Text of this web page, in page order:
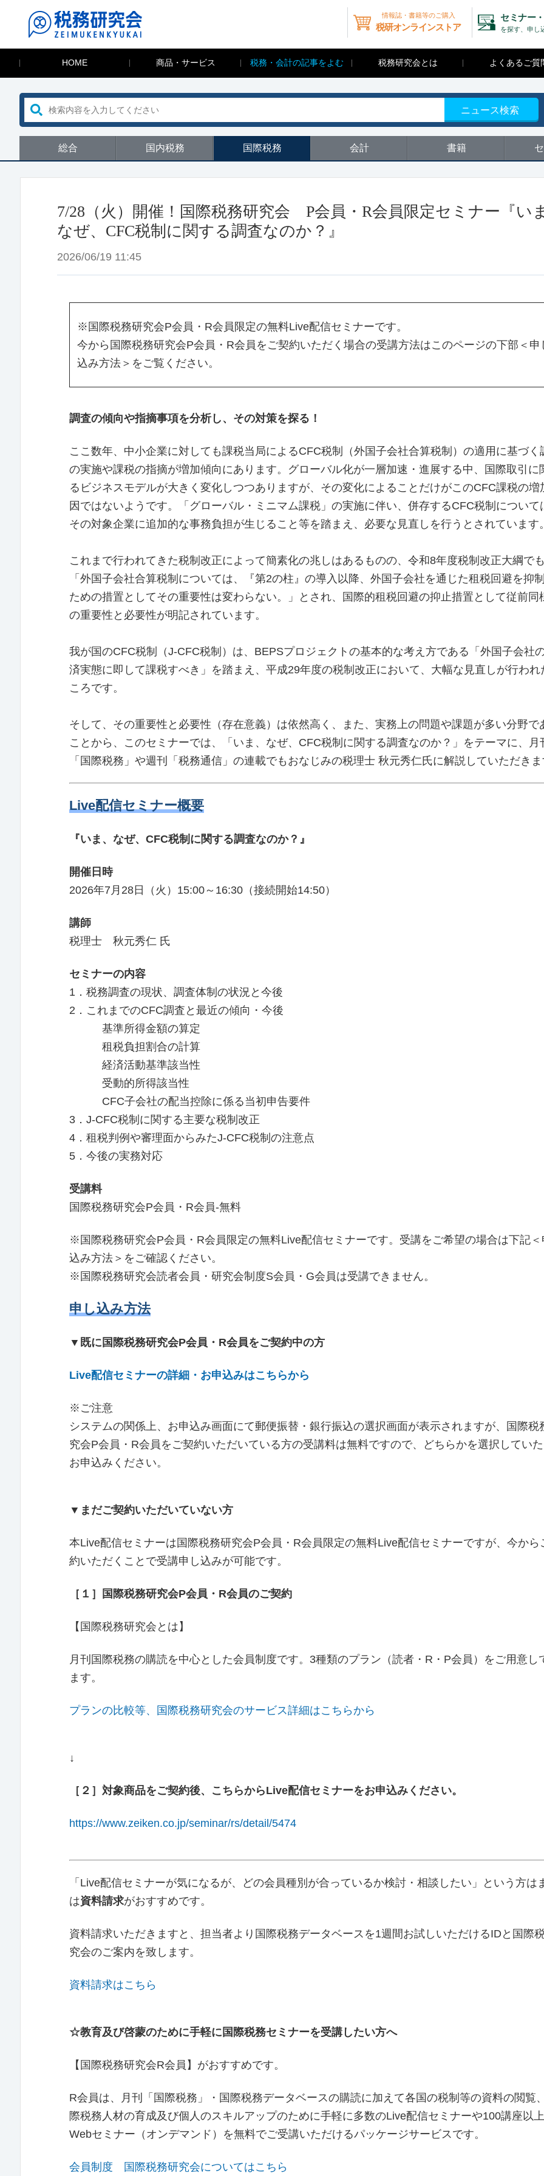
情報誌・書籍等のご購入
税研オンラインストア
セミナー
を探す、申し
HOME 商品・サービス 税務・会計の記事をよむ 税務研究会とは よくあるご質
ニュース検索
総合 国内税務 国際税務 会計 書籍
7/28（火）開催！国際税務研究会 P会員・R会員限定セミナー『い
なぜ、CFC税制に関する調査なのか？』
2026/06/19 11:45
※国際税務研究会P会員・R会員限定の無料Live配信セミナーです。
今から国際税務研究会P会員・R会員をご契約いただく場合の受講方法はこのページの下部＜申
込み方法＞をご覧ください。
調査の傾向や指摘事項を分析し、その対策を探る！
ここ数年、中小企業に対しても課税当局によるCFC税制（外国子会社合算税制）の適用に基づく
の実施や課税の指摘が増加傾向にあります。グローバル化が一層加速・進展する中、国際取引に
るビジネスモデルが大きく変化しつつありますが、その変化によることだけがこのCFC課税の増
因ではないようです。「グローバル・ミニマム課税」の実施に伴い、併存するCFC税制について
その対象企業に追加的な事務負担が生じること等を踏まえ、必要な見直しを行うとされています
これまで行われてきた税制改正によって簡素化の兆しはあるものの、令和8年度税制改正大綱で
「外国子会社合算税制については、『第2の柱』の導入以降、外国子会社を通じた租税回避を抑
ための措置としてその重要性は変わらない。」とされ、国際的租税回避の抑止措置として従前同
の重要性と必要性が明記されています。
我が国のCFC税制（J-CFC税制）は、BEPSプロジェクトの基本的な考え方である「外国子会社
済実態に即して課税すべき」を踏まえ、平成29年度の税制改正において、大幅な見直しが行われ
ころです。
そして、その重要性と必要性（存在意義）は依然高く、また、実務上の問題や課題が多い分野で
ことから、このセミナーでは、「いま、なぜ、CFC税制に関する調査なのか？」をテーマに、月
「国際税務」や週刊「税務通信」の連載でもおなじみの税理士 秋元秀仁氏に解説していただき
Live配信セミナー概要
『いま、なぜ、CFC税制に関する調査なのか？』
開催日時
2026年7月28日（火）15:00～16:30（接続開始14:50）
講師
税理士 秋元秀仁 氏
セミナーの内容
1．税務調査の現状、調査体制の状況と今後
2．これまでのCFC調査と最近の傾向・今後
基準所得金額の算定
租税負担割合の計算
経済活動基準該当性
受動的所得該当性
CFC子会社の配当控除に係る当初申告要件
3．J-CFC税制に関する主要な税制改正
4．租税判例や審理面からみたJ-CFC税制の注意点
5．今後の実務対応
受講料
国際税務研究会P会員・R会員-無料
※国際税務研究会P会員・R会員限定の無料Live配信セミナーです。受講をご希望の場合は下記＜
込み方法 ＞をご確認ください。
※国際税務研究会読者会員・研究会制度S会員・G会員は受講できません。
申し込み方法
▼既に国際税務研究会P会員・R会員をご契約中の方
Live配信セミナーの詳細・お申込みはこちらから
※ご注意
システムの関係上、お申込み画面にて郵便振替・銀行振込の選択画面が表示されますが、国際税
究会P会員・R会員をご契約いただいている方の受講料は無料ですので、どちらかを選択してい
お申込みください。
▼まだご契約いただいていない方
本Live配信セミナーは国際税務研究会P会員・R会員限定の無料Live配信セミナーですが、今から
約いただくことで受講申し込みが可能です。
［１］国際税務研究会P会員・R会員のご契約
【国際税務研究会とは】
月刊国際税務の購読を中心とした会員制度です。3種類のプラン（読者・R・P会員）をご用意し
ます。
プランの比較等、国際税務研究会のサービス詳細はこちらから
↓
［２］対象商品をご契約後、こちらからLive配信セミナーをお申込みください。
https://www.zeiken.co.jp/seminar/rs/detail/5474
「Live配信セミナーが気になるが、どの会員種別が合っているか検討・相談したい」という方は
は資料請求がおすすめです。
資料請求いただきますと、担当者より国際税務データベースを1週間お試しいただけるIDと国際
究会のご案内を致します。
資料請求はこちら
☆教育及び啓蒙のために手軽に国際税務セミナーを受講したい方へ
【国際税務研究会R会員】がおすすめです。
R会員は、月刊「国際税務」・国際税務データベースの購読に加えて各国の税制等の資料の閲覧
際税務人材の育成及び個人のスキルアップのために手軽に多数のLive配信セミナーや100講座以
Webセミナー（オンデマンド）を無料でご受講いただけるパッケージサービスです。
会員制度 国際税務研究会についてはこちら